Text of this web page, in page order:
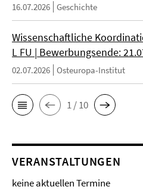
16.07.2026 Geschichte
Wissenschaftliche
L FU | Bewerbungsende:
02.07.2026 Osteuropa-Institut
1 / 10
VERANSTALTUNGEN
keine aktuellen Termine